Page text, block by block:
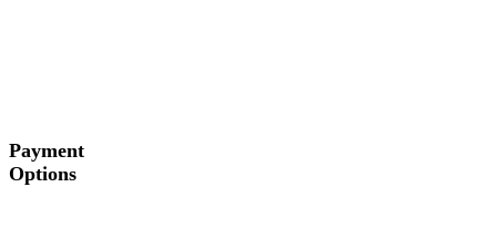
Payment
Options